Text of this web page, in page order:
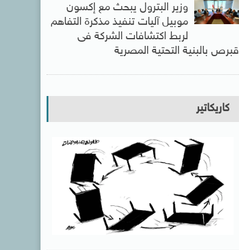
وزير البترول يبحث مع إكسون
موبيل آليات تنفيذ مذكرة التفاهم
لربط اكتشافات الشركة فى
قبرص بالبنية التحتية المصرية
كاريكاتير